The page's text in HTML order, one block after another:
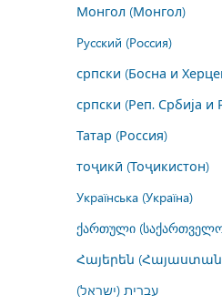
Монгол (Монгол)
Русский (Россия)
српски (Босна и
српски (Реп. Србија и
Татар (Россия)
тоҷикӣ (Тоҷикистон)
Українська (Україна)
ქართული
Հայերեն
עברית (ישראל)